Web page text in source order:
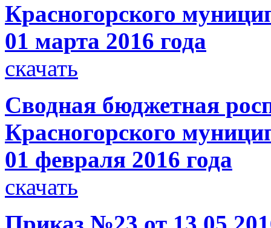
Красногорского
01 марта 2016 года
скачать
Сводная бюджетная
Красногорского
01 февраля 2016 года
скачать